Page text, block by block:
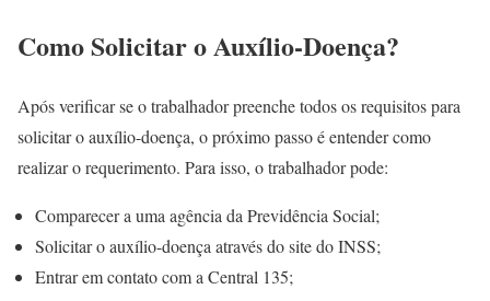
Como Solicitar o Auxílio-Doença?
Após verificar se o trabalhador preenche todos os requisitos para
solicitar o auxílio-doença, o próximo passo é entender como
realizar o requerimento. Para isso, o trabalhador pode:
Comparecer a uma agência da Previdência Social;
Solicitar o auxílio-doença através do site do INSS;
Entrar em contato com a Central 135;